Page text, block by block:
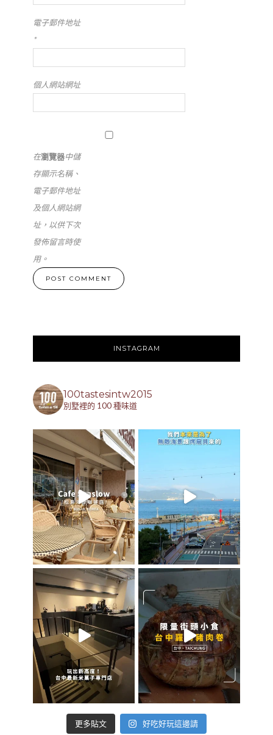
電子郵件地址
*
個人網站網址
在瀏覽器中儲
存顯示名稱、
電子郵件地址
及個人網站網
址，以供下次
發佈留言時使
用。
INSTAGRAM
100tastesintw2015
別墅裡的 100 種味道
更多貼文 好吃好玩這邊請